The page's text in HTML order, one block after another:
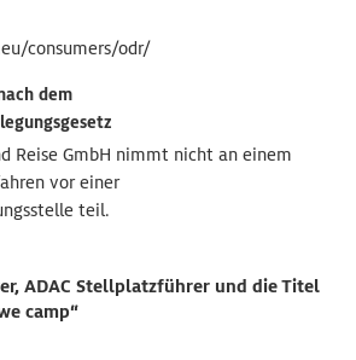
consumers/odr/
dem
Reise GmbH nimmt nicht an einem
vor einer
teil.
ADAC Stellplatzführer und die Titel
camp“